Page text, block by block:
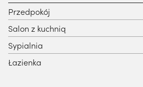
Przedpokój
Salon z kuchnią
Sypialnia
Łazienka